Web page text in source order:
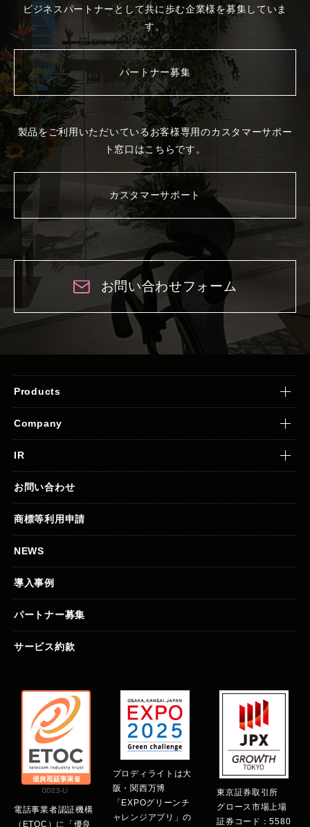
ビジネスパートナーとして共に歩む企業様を募集していま
す。
パートナー募集
製品をご利用いただいているお客様専用のカスタマーサポー
ト窓口はこちらです。
カスタマーサポート
お問い合わせフォーム
Products
Company
IR
お問い合わせ
商標等利用申請
NEWS
導入事例
パートナー募集
サービス約款
電話事業者認証機構
（ETOC）に「優良
プロディライトは大
阪・関西万博
「EXPOグリーンチ
ャレンジアプリ」の
東京証券取引所
グロース市場上場
証券コード：5580